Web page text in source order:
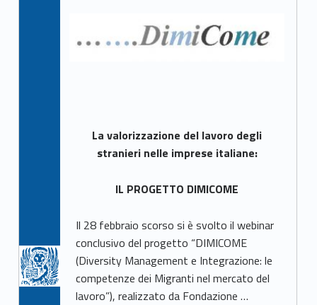
La valorizzazione del lavoro degli
stranieri nelle imprese italiane:
IL PROGETTO DIMICOME
Il 28 febbraio scorso si è svolto il webinar
conclusivo del progetto “DIMICOME
(Diversity Management e Integrazione: le
competenze dei Migranti nel mercato del
lavoro”), realizzato da Fondazione …